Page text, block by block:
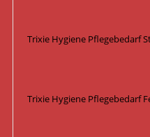
Trixie Hygiene Pflegebedarf
Trixie Hygiene Pflegebedarf